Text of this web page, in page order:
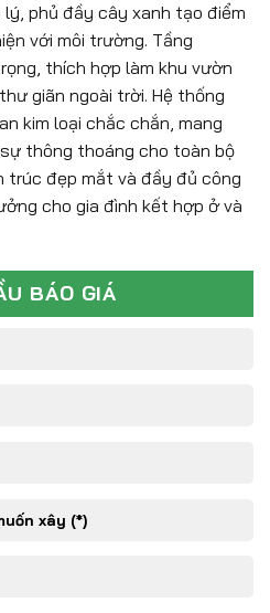
phủ đầy cây xanh tạo điểm
với môi trường. Tầng
thích hợp làm khu vườn
giãn ngoài trời. Hệ thống
kim loại chắc chắn, mang
thông thoáng cho toàn bộ
trúc đẹp mắt và đầy đủ công
cho gia đình kết hợp ở và
BÁO GIÁ